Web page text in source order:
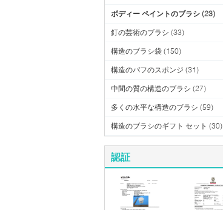
ボディー ペイントのブラシ (23)
釘の芸術のブラシ (33)
構造のブラシ袋 (150)
構造のパフのスポンジ (31)
中間の質の構造のブラシ (27)
多くの水平な構造のブラシ (59)
構造のブラシのギフト セット (30)
認証